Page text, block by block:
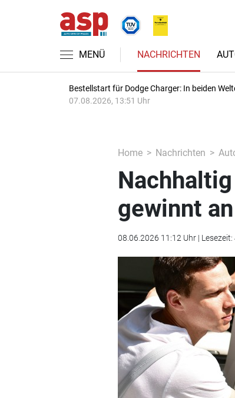
MENÜ NACHRICHTEN
Bestellstart für Dodge Charger: In beiden
07.08.2026, 13:51 Uhr
Home Nachrichten
gewinnt
08.06.2026 11:12 Uhr | Lesezeit: